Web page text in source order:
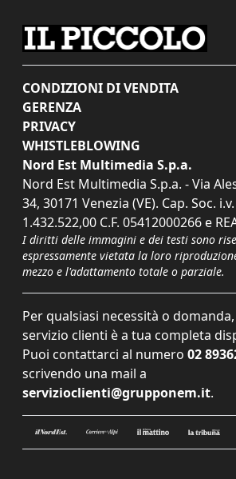
CONDIZIONI DI VENDITA
GERENZA
PRIVACY
WHISTLEBLOWING
Nord Est Multimedia S.p.a.
Nord Est Multimedia S.p.a. - Via
34, 30171 Venezia (VE). Cap. Soc.
1.432.522,00 C.F. 05412000266 e
I diritti delle immagini e dei testi sono
espressamente vietata la loro
mezzo e l'adattamento totale o parziale.
Per qualsiasi necessità o
servizio clienti è a tua completa
Puoi contattarci al numero 02
scrivendo una mail a
servizioclienti@grupponem.it.